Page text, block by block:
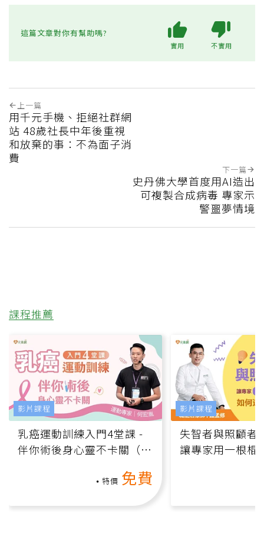
這篇文章對你有幫助嗎?
實用 不實用
上一篇
用千元手機、拒絕社群網
站 48歲社長中年後重視
和放棄的事：不為面子消
費
下一篇
史丹佛大學首度用AI造出
可複製合成病毒 專家示
警噩夢情境
課程推薦
乳癌運動訓練入門4堂課 -
伴你術後身心靈不卡關（線
特價 免費
影片課程
失智者與照顧者
讓專家用一根棍
影片課程